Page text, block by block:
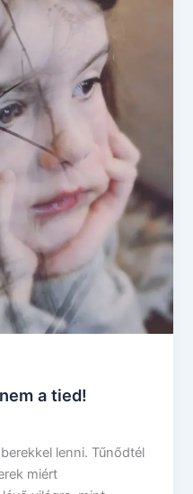
a tied!
lenni. Tűnődtél
miért